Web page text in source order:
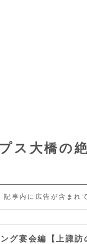
ス大橋の
記事内に広告が含まれ
グ宴会編【上諏訪